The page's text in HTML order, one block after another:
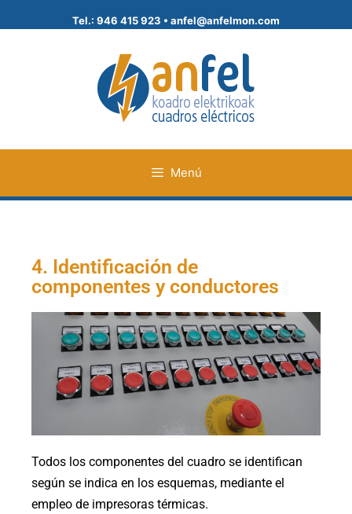
Tel.: 946 415 923 • anfel@anfelmon.com
Menú
4. Identificación de
componentes y conductores
Todos los componentes del cuadro se identifican
según se indica en los esquemas, mediante el
empleo de impresoras térmicas.